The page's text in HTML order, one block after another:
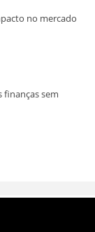
no mercado
finanças sem